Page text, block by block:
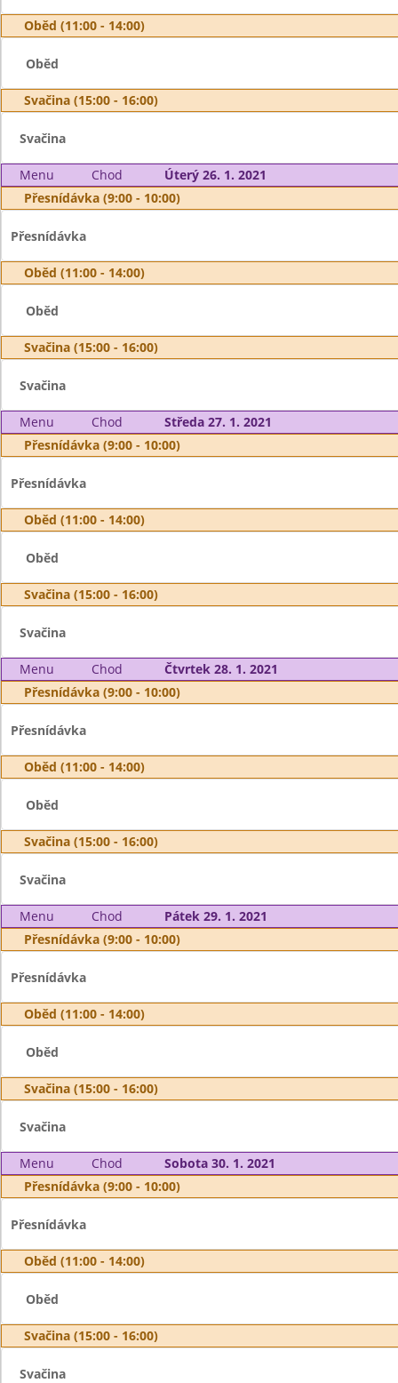
Oběd (11:00 - 14:00)
Oběd
Svačina (15:00 - 16:00)
Svačina
Menu Chod
Úterý 26. 1. 2021
Přesnídávka (9:00 - 10:00)
Přesnídávka
Oběd (11:00 - 14:00)
Oběd
Svačina (15:00 - 16:00)
Svačina
Menu Chod
Středa 27. 1. 2021
Přesnídávka (9:00 - 10:00)
Přesnídávka
Oběd (11:00 - 14:00)
Oběd
Svačina (15:00 - 16:00)
Svačina
Menu Chod
Čtvrtek 28. 1. 2021
Přesnídávka (9:00 - 10:00)
Přesnídávka
Oběd (11:00 - 14:00)
Oběd
Svačina (15:00 - 16:00)
Svačina
Menu Chod
Pátek 29. 1. 2021
Přesnídávka (9:00 - 10:00)
Přesnídávka
Oběd (11:00 - 14:00)
Oběd
Svačina (15:00 - 16:00)
Svačina
Menu Chod
Sobota 30. 1. 2021
Přesnídávka (9:00 - 10:00)
Přesnídávka
Oběd (11:00 - 14:00)
Oběd
Svačina (15:00 - 16:00)
Svačina